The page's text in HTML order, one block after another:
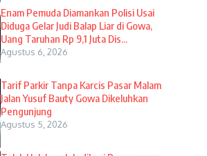
Enam Pemuda Diamankan Polisi Usai
Diduga Gelar Judi Balap Liar di Gowa,
Uang Taruhan Rp 9,1 Juta Dis...
Agustus 6, 2026
Tarif Parkir Tanpa Karcis Pasar Malam
Jalan Yusuf Bauty Gowa Dikeluhkan
Pengunjung
Agustus 5, 2026